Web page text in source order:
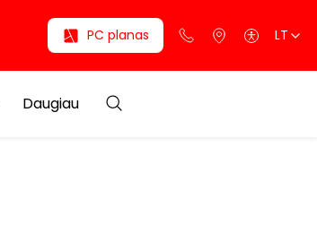
PC planas LT
Daugiau